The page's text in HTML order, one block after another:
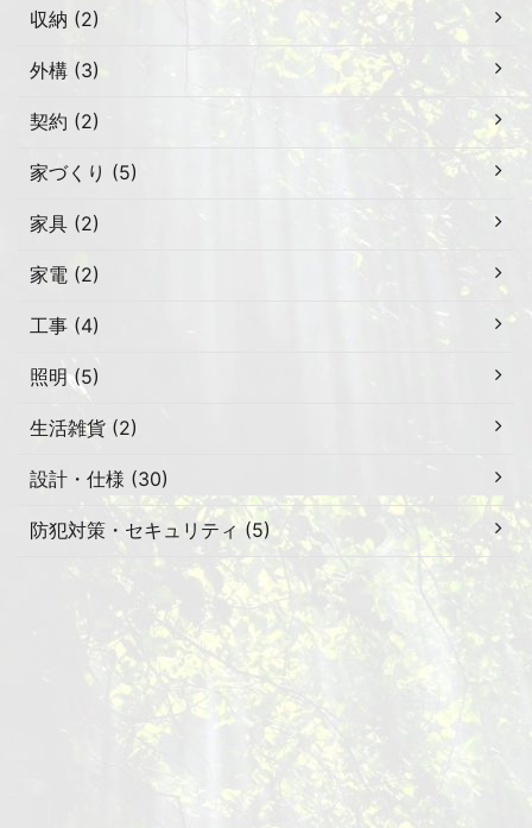
収納 (2)
外構 (3)
契約 (2)
家づくり (5)
家具 (2)
家電 (2)
工事 (4)
照明 (5)
生活雑貨 (2)
設計・仕様 (30)
防犯対策・セキュリティ (5)